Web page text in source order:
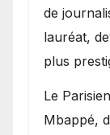
de
lauréat,
plus
Le
Mbappé,